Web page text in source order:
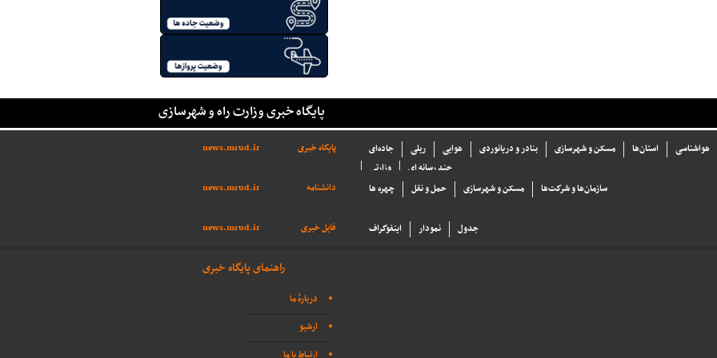
پایگاه خبری وزارت راه و شهرسازی
پایگاه خبری news.mrud.ir جاده‌ای ریلی هوایی بنادر و دریانوردی مسکن و شهرسازی استان‌ها
هواشناسی
وزارتی
چند رسانه ای
دانشنامه
news.mrud.ir چهره ها حمل و نقل مسکن و شهرسازی سازما‌ن‌ها و شركت‌ها
فایل خبری news.mrud.ir اینفوگراف نمودار جدول
راهنمای پایگاه خبری
دربارهٔ ما
آرشیو